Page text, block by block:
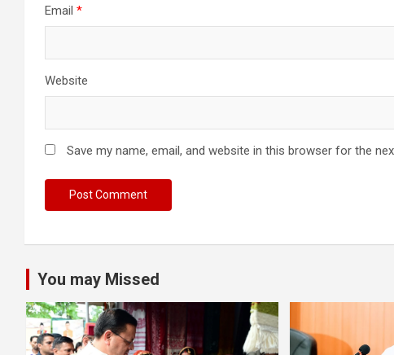
Email *
Website
Save my name, email, and website in this browser for the
You may Missed